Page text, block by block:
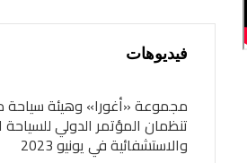
فيديوهات
مجموعة «أغورا» وهيئة
تنظمان المؤتمر الدولي
والاستشفائية في يونيو 2023